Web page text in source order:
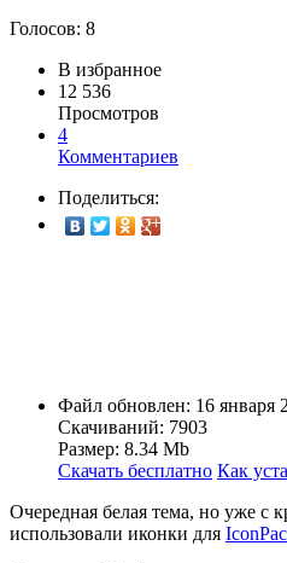
Голосов: 8
В избранное
12 536
Просмотров
4
Комментариев
Поделиться:
Файл обновлен: 16 января
Скачиваний: 7903
Размер: 8.34 Mb
Скачать бесплатно Как
Очередная белая тема, но уже с
использовали иконки для